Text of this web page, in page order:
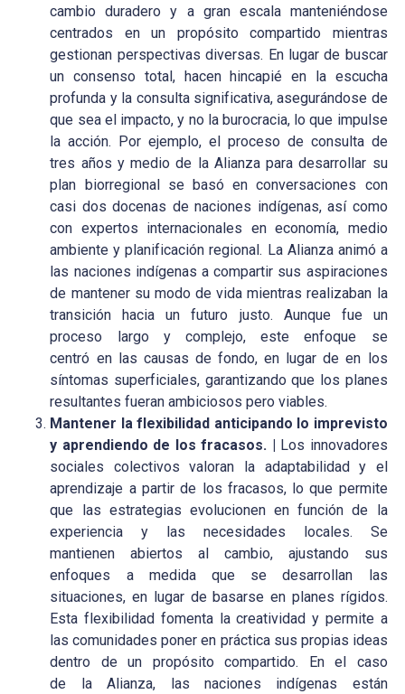
cambio duradero y a gran escala manteniéndose
centrados en un propósito compartido mientras
gestionan perspectivas diversas. En lugar de buscar
un consenso total, hacen hincapié en la escucha
profunda y la consulta significativa, asegurándose de
que sea el impacto, y no la burocracia, lo que impulse
la acción. Por ejemplo, el proceso de consulta de
tres años y medio de la Alianza para desarrollar su
plan biorregional se basó en conversaciones con
casi dos docenas de naciones indígenas, así como
con expertos internacionales en economía, medio
ambiente y planificación regional. La Alianza animó a
las naciones indígenas a compartir sus aspiraciones
de mantener su modo de vida mientras realizaban la
transición hacia un futuro justo. Aunque fue un
proceso largo y complejo, este enfoque se
centró en las causas de fondo, en lugar de en los
síntomas superficiales, garantizando que los planes
resultantes fueran ambiciosos pero viables.
Mantener la flexibilidad anticipando lo imprevisto
y aprendiendo de los fracasos. |
Los innovadores
sociales colectivos valoran la adaptabilidad y el
aprendizaje a partir de los fracasos, lo que permite
que las estrategias evolucionen en función de la
experiencia y las necesidades locales. Se
mantienen abiertos al cambio, ajustando sus
enfoques a medida que se desarrollan las
situaciones, en lugar de basarse en planes rígidos.
Esta flexibilidad fomenta la creatividad y permite a
las comunidades poner en práctica sus propias ideas
dentro de un propósito compartido. En el caso
de la Alianza, las naciones indígenas están